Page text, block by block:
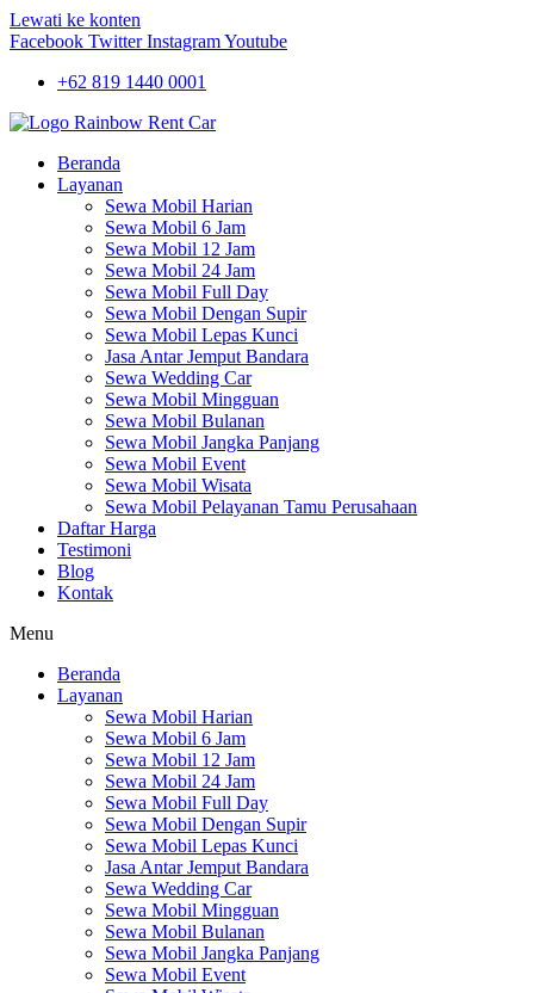
Lewati ke konten
Facebook Twitter InstagramYoutube
+62 819 1440 0001
Beranda
Layanan
Sewa Mobil Harian
Sewa Mobil 6 Jam
Sewa Mobil 12 Jam
Sewa Mobil 24 Jam
Sewa Mobil Full Day
Sewa Mobil Dengan Supir
Sewa Mobil Lepas Kunci
Jasa Antar Jemput Bandara
Sewa Wedding Car
Sewa Mobil Mingguan
Sewa Mobil Bulanan
Sewa Mobil Jangka Panjang
Sewa Mobil Event
Sewa Mobil Wisata
Sewa Mobil Pelayanan Tamu Perusahaan
Daftar Harga
Testimoni
Blog
Kontak
Menu
Beranda
Layanan
Sewa Mobil Harian
Sewa Mobil 6 Jam
Sewa Mobil 12 Jam
Sewa Mobil 24 Jam
Sewa Mobil Full Day
Sewa Mobil Dengan Supir
Sewa Mobil Lepas Kunci
Jasa Antar Jemput Bandara
Sewa Wedding Car
Sewa Mobil Mingguan
Sewa Mobil Bulanan
Sewa Mobil Jangka Panjang
Sewa Mobil Event